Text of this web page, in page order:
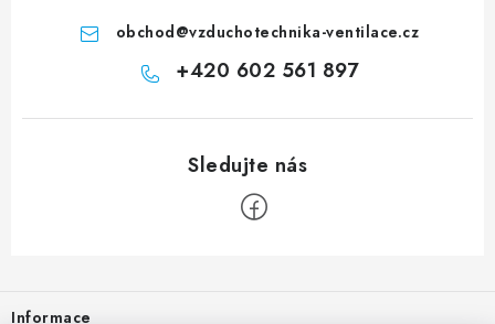
obchod@vzduchotechnika-ventilace.cz
+420 602 561 897
Informace